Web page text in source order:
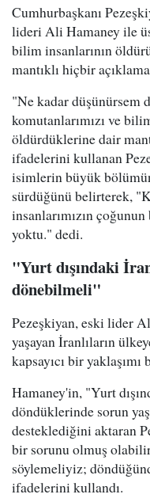
Cumhurbaşkanı
lideri Ali Hamaney ile
bilim insanlarının
mantıklı hiçbir
"Ne kadar düşünürsem
komutanlarımızı ve
öldürdüklerine dair
ifadelerini kullanan
isimlerin büyük
sürdüğünü belirterek,
insanlarımızın
yoktu." dedi.
"Yurt dışındaki
dönebilmeli"
Pezeşkiyan, eski lider
yaşayan İranlıların
kapsayıcı bir
Hamaney'in, "Yurt
döndüklerinde sorun
desteklediğini aktaran
bir sorunu olmuş
söylemeliyiz;
ifadelerini kullandı.